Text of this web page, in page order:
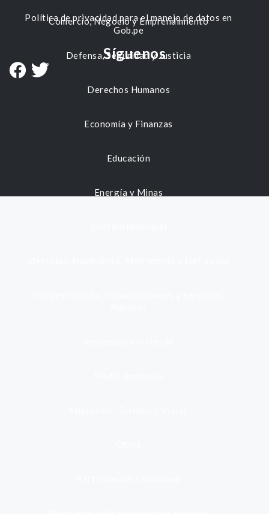
Comercio, Negocio y Emprendimiento
Defensa, Seguridad y Justicia
Derechos Humanos
Economía y Finanzas
Educación
Energía y Minas
Política de privacidad para el manejo de datos en
Gob.pe
Síguenos